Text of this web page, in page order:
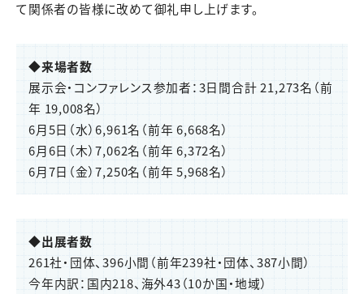
て関係者の皆様に改めて御礼申し上げます。
◆来場者数
展示会・コンファレンス参加者：3日間合計 21,273名（前
年 19,008名）
6月5日（水）6,961名（前年 6,668名）
6月6日（木）7,062名（前年 6,372名）
6月7日（金）7,250名（前年 5,968名）
◆出展者数
261社・団体、396小間（前年239社・団体、387小間）
今年内訳：国内218、海外43（10か国・地域）